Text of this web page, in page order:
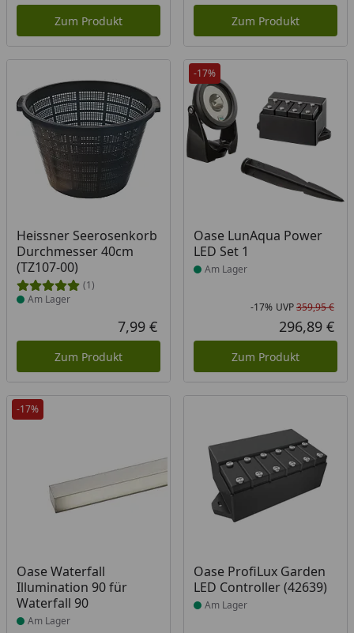
Zum Produkt Zum Produkt
Heissner Seerosenkorb
Durchmesser 40cm
(TZ107-00)
(1)
Produkt am Lager
Am Lager
Aktueller Preis
7,99 €
Zum Produkt
-17%
Oase LunAqua Power
LED Set 1
Produkt am Lager
Am Lager
-17% UVP359,95 €
296,89 €
Zum Produkt
-17%
Oase Waterfall
Illumination 90 für
Waterfall 90
Produkt am Lager
Am Lager
Oase ProfiLux Garden
LED Controller (42639)
Produkt am Lager
Am Lager